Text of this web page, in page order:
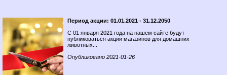
Грызуны
Рептилии
Насекомые
Экзотические
Сельхоз
Период акции: 01.01.2021 - 31.12.2050
C 01 января 2021 года на нашем сайте будут
публиковаться акции магазинов для домашних
животных...
Опубликовано 2021-01-26